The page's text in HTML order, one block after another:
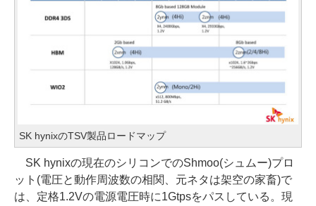
SK hynixのTSV製品ロードマップ
SK hynixの現在のシリコンでのShmoo(シュムー)プロ
ット(電圧と動作周波数の相関、元ネタは架空の家畜)で
は、定格1.2Vの電源電圧時に1Gtpsをパスしている。現